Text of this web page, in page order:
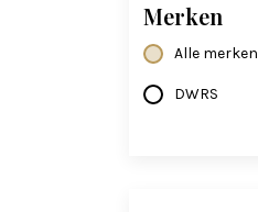
Merken
Alle merken
DWRS